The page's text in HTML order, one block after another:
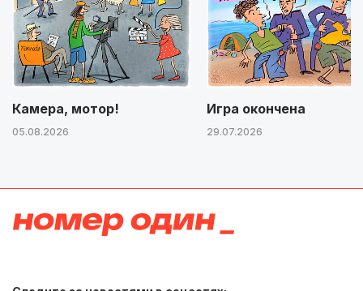
Камера, мотор!
05.08.2026
Игра окончена
29.07.2026